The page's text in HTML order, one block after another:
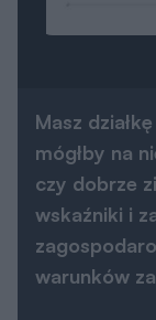
Masz
mógłby na
czy dobrze
wskaźniki i
warunków